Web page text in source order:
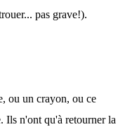
pas grave!).
ou un crayon, ou ce
Ils n'ont qu'à retourner la